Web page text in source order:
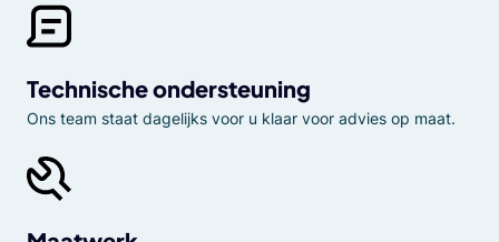
Technische ondersteuning
Ons team staat dagelijks voor u klaar voor advies op maat.